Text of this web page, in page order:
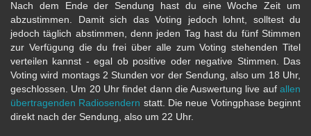
Nach dem Ende der Sendung hast du eine Woche Zeit um
abzustimmen. Damit sich das Voting jedoch lohnt, solltest du
jedoch täglich abstimmen, denn jeden Tag hast du fünf Stimmen
zur Verfügung die du frei über alle zum Voting stehenden Titel
verteilen kannst - egal ob positive oder negative Stimmen. Das
Voting wird montags 2 Stunden vor der Sendung, also um 18 Uhr,
geschlossen. Um 20 Uhr findet dann die Auswertung live auf allen
übertragenden Radiosendern statt. Die neue Votingphase beginnt
direkt nach der Sendung, also um 22 Uhr.